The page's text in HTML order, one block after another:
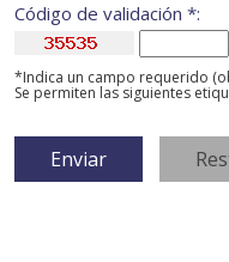
Código de validación *:
*Indica un campo requerido
Se permiten las siguientes